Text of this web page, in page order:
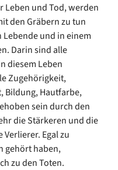
und Tod, werden
den Gräbern zu tun
und in einem
Darin sindalle
diesem Leben
Zugehörigkeit,
Bildung, Hautfarbe,
seindurch den
die Stärkeren und die
Verlierer. Egal zu
gehört haben,
zu den Toten.